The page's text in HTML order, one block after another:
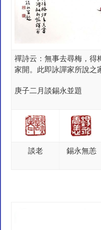
禪詩云：無事去尋梅，得
家開。此即詠譂家所說之
庚子二月談錫永並題
談老 錫永無恙